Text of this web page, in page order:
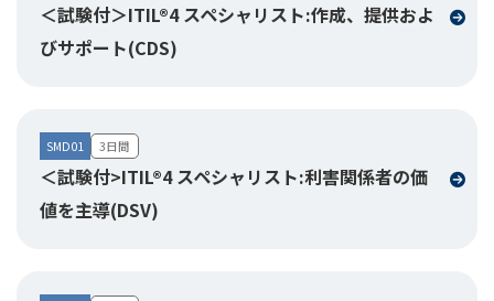
＜試験付＞ITIL®4 スペシャリスト:作成、提供およ
びサポート(CDS)
SMD01
＜試験付>ITIL®4 スペシャリスト:利害関係者の価
値を主導(DSV)
3日間